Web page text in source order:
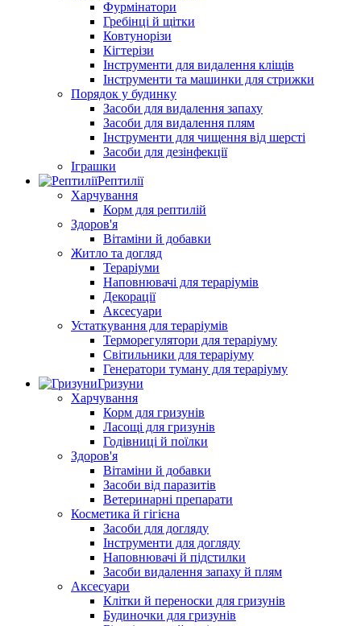
Фурмінатори
Гребінці й щітки
Ковтунорізи
Кігтерізи
Інструменти для видалення кліщів
Інструменти та машинки для стрижки
Порядок у будинку
Засоби для видалення запаху
Засоби для видалення плям
Інструменти для чищення від шерсті
Засоби для дезінфекції
Іграшки
Рептилії
Харчування
Корм для рептилій
Здоров'я
Вітаміни й добавки
Житло та догляд
Тераріуми
Наповнювачі для тераріумів
Декорації
Аксесуари
Устаткування для тераріумів
Терморегулятори для тераріуму
Світильники для тераріуму
Генератори туману для тераріуму
Гризуни
Харчування
Корм для гризунів
Ласощі для гризунів
Годівниці й поїлки
Здоров'я
Вітаміни й добавки
Засоби від паразитів
Ветеринарні препарати
Косметика й гігієна
Засоби для догляду
Інструменти для догляду
Наповнювачі й підстилки
Засоби видалення запаху й плям
Аксесуари
Клітки й переноски для гризунів
Будиночки для гризунів